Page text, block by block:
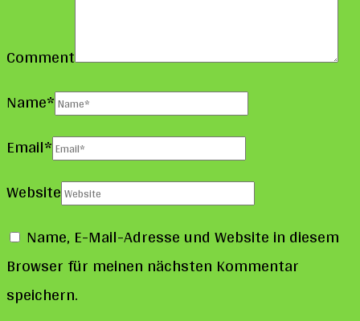
Comment
Name*
Email*
Website
Name, E-Mail-Adresse und Website in diesem
Browser für meinen nächsten Kommentar
speichern.